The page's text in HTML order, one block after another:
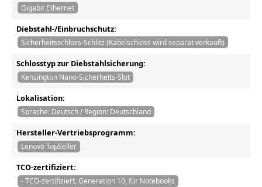
Gigabit Ethernet
Diebstahl-/Einbruchschutz:
Sicherheitsschloss-Schlitz (Kabelschloss wird separat verkauft)
Schlosstyp zur Diebstahlsicherung:
Kensington Nano-Sicherheits-Slot
Lokalisation:
Sprache: Deutsch / Region: Deutschland
Hersteller-Vertriebsprogramm:
Lenovo TopSeller
TCO-zertifiziert:
- TCO-zertifiziert, Generation 10, für Notebooks